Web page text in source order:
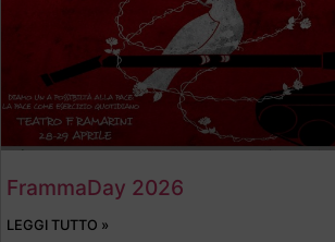
FrammaDay 2026
LEGGI TUTTO »